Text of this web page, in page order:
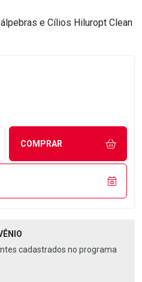
e Cílios Hiluropt Clean
UMA UNIDADE
COMPRAR
cadastrados no programa